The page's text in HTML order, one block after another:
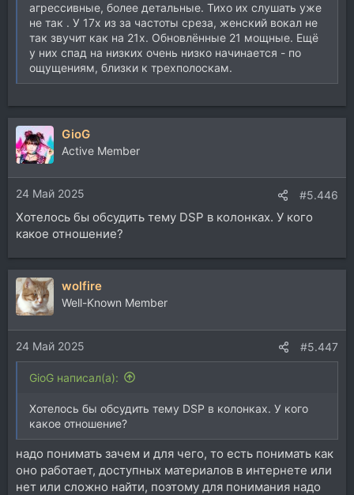
агрессивные, более детальные. Тихо их слушать уже
не так . У 17х из за частоты среза, женский вокал не
так звучит как на 21х. Обновлённые 21 мощные. Ещё
у них спад на низких очень низко начинается - по
ощущениям, близки к трехполоскам.
GioG
Active Member
24 Май 2025 #5.446
Хотелось бы обсудить тему DSP в колонках. У кого
какое отношение?
wolfire
Well-Known Member
24 Май 2025 #5.447
GioG написал(а):
Хотелось бы обсудить тему DSP в колонках. У кого
какое отношение?
надо понимать зачем и для чего, то есть понимать как
оно работает, доступных материалов в интернете или
нет или сложно найти, поэтому для понимания надо